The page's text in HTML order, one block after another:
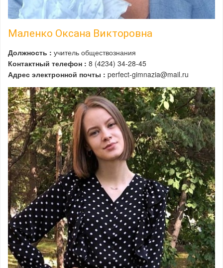
Маленко Оксана Викторовна
Должность : учитель обществознания
Контактный телефон : 8 (4234) 34-28-45
Адрес электронной почты : perfect-gimnazia@mail.ru